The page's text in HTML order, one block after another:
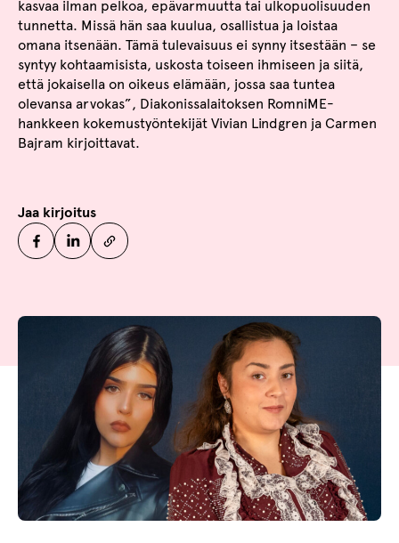
kasvaa ilman pelkoa, epävarmuutta tai ulkopuolisuuden
tunnetta. Missä hän saa kuulua, osallistua ja loistaa
omana itsenään. Tämä tulevaisuus ei synny itsestään – se
syntyy kohtaamisista, uskosta toiseen ihmiseen ja siitä,
että jokaisella on oikeus elämään, jossa saa tuntea
olevansa arvokas”, Diakonissalaitoksen RomniME-
hankkeen kokemustyöntekijät Vivian Lindgren ja Carmen
Bajram kirjoittavat.
Jaa kirjoitus